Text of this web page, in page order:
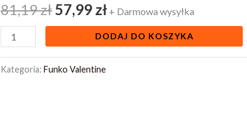
81,19złwynosiła:
81,19 zł.
57,99 złwynosi:
57,99 zł.
+ Darmowa wysyłka
Solo
Mode
Action
Figure
DODAJ DO KOSZYKA
Kategoria:Funko Valentine